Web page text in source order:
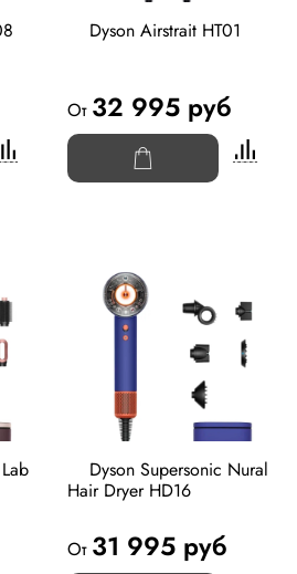
Dyson Airstrait HT01
От 32 995 руб
Dyson Supersonic Nural
Hair Dryer HD16
От 31 995 руб